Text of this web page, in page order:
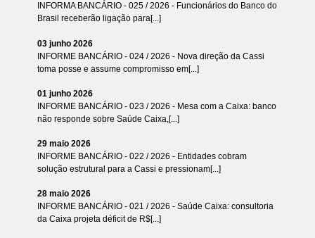
INFORMA BANCÁRIO - 025 / 2026 - Funcionários do Banco do
Brasil receberão ligação para[...]
03 junho 2026
INFORME BANCÁRIO - 024 / 2026 - Nova direção da Cassi
toma posse e assume compromisso em[...]
01 junho 2026
INFORME BANCÁRIO - 023 / 2026 - Mesa com a Caixa: banco
não responde sobre Saúde Caixa,[...]
29 maio 2026
INFORME BANCÁRIO - 022 / 2026 - Entidades cobram
solução estrutural para a Cassi e pressionam[...]
28 maio 2026
INFORME BANCÁRIO - 021 / 2026 - Saúde Caixa: consultoria
da Caixa projeta déficit de R$[...]